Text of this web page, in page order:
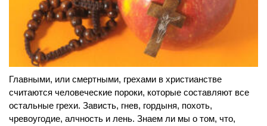
Главными, или смертными, грехами в христианстве
считаются человеческие пороки, которые составляют все
остальные грехи. Зависть, гнев, гордыня, похоть,
чревоугодие, алчность и лень. Знаем ли мы о том, что,